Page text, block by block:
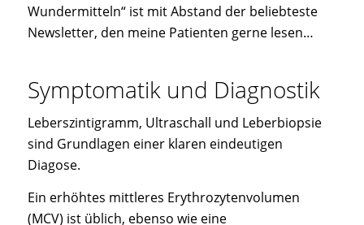
Wundermitteln“ ist mit Abstand der beliebteste
Newsletter, den meine Patienten gerne lesen…
Symptomatik und Diagnostik
Leberszintigramm, Ultraschall und Leberbiopsie
sind Grundlagen einer klaren eindeutigen
Diagose.
Ein erhöhtes mittleres Erythrozytenvolumen
(MCV) ist üblich, ebenso wie eine